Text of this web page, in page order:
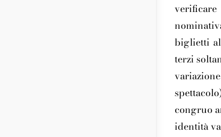
biglietti
terzi
congruo
identità